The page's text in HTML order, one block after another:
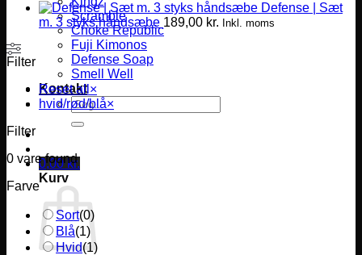
Scramble
Choke Republic
Fuji Kimonos
Defense Soap
Smell Well
Kontakt
Søg
efter:
0,00 kr.
Kurv
Defense | Sæt
m. 3 styks håndsæbe 189,00 kr. Inkl. moms
Filter
Reset all ×
hvid/rød/blå×
Filter
0 vare found
Farve
Sort(0)
Blå(1)
Hvid(1)